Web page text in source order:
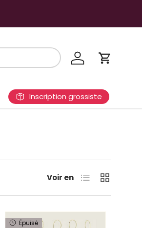
Se connecter
Panier
Inscription grossiste
Voir en Liste Grille
Épuisé